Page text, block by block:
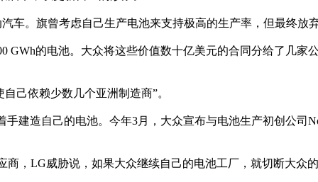
。旗曾考虑自己生产电池来支持极高的生产率，但最终放弃
的电池。大众将这些价值数十亿美元的合同分给了几家
己依赖少数几个亚洲制造商”。
建造自己的电池。今年3月，大众宣布与电池生产初创公司
，LG威胁说，如果大众继续自己的电池工厂，就切断大众